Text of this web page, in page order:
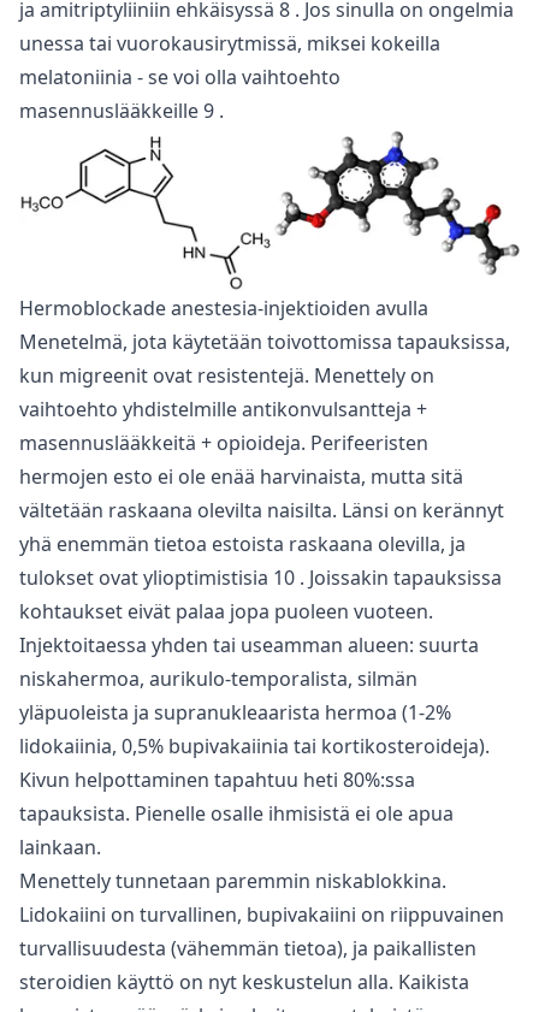
ja amitriptyliiniin ehkäisyssä 8 . Jos sinulla on ongelmia
unessa tai vuorokausirytmissä, miksei kokeilla
melatoniinia - se voi olla vaihtoehto
masennuslääkkeille9 .
Hermoblockade anestesia-injektioiden avulla
Menetelmä, jota käytetään toivottomissa tapauksissa,
kun migreenit ovat resistentejä. Menettely on
vaihtoehto yhdistelmille antikonvulsantteja +
masennuslääkkeitä + opioideja. Perifeeristen
hermojen esto ei ole enää harvinaista, mutta sitä
vältetään raskaana olevilta naisilta. Länsi on kerännyt
yhä enemmän tietoa estoista raskaana olevilla, ja
tulokset ovat ylioptimistisia 10 . Joissakin tapauksissa
kohtaukset eivät palaa jopa puoleen vuoteen.
Injektoitaessa yhden tai useamman alueen: suurta
niskahermoa, aurikulo-temporalista, silmän
yläpuoleista ja supranukleaarista hermoa (1-2%
lidokaiinia, 0,5% bupivakaiinia tai kortikosteroideja).
Kivun helpottaminen tapahtuu heti 80%:ssa
tapauksista. Pienelle osalle ihmisistä ei ole apua
lainkaan.
Menettely tunnetaan paremmin niskablokkina.
Lidokaiini on turvallinen, bupivakaiini on riippuvainen
turvallisuudesta (vähemmän tietoa), ja paikallisten
steroidien käyttö on nyt keskustelun alla. Kaikista